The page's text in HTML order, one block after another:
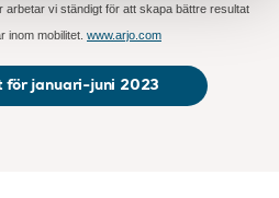
arbetar vi ständigt för att skapa bättre resultat
inom mobilitet. www.arjo.com
för januari-juni 2023